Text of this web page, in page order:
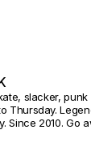
slacker, punk
Thursday.
Since 2010. Go